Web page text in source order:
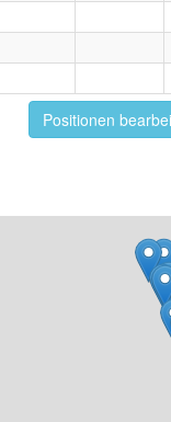
Positionen